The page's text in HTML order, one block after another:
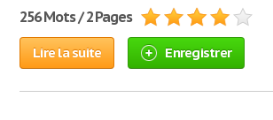
256 Mots / 2 Pages
Lire la suite Enregistrer